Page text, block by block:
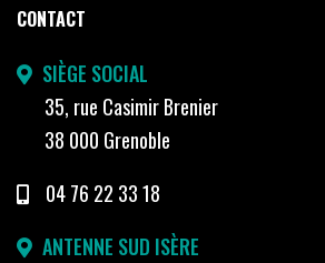
CONTACT
SIÈGE SOCIAL
35, rue Casimir Brenier
38 000 Grenoble
04 76 22 33 18
ANTENNE SUD ISÈRE